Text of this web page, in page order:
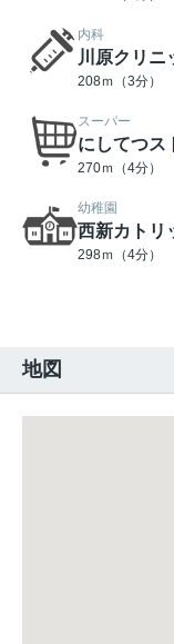
内科
川原クリニ
208ｍ（3分）
スーパー
にしてつス
270ｍ（4分）
幼稚園
西新カトリ
298ｍ（4分）
地図